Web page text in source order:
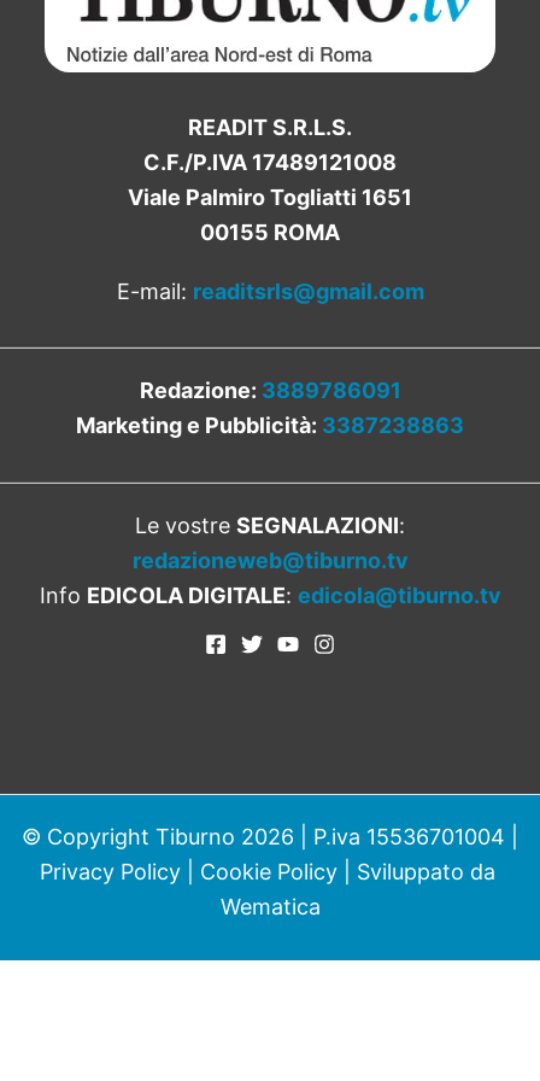
READIT S.R.L.S.
C.F./P.IVA 17489121008
Viale Palmiro Togliatti 1651
00155 ROMA
E-mail: readitsrls@gmail.com
Redazione: 3889786091
Marketing e Pubblicità: 3387238863
Le vostre SEGNALAZIONI:
redazioneweb@tiburno.tv
Info EDICOLA DIGITALE: edicola@tiburno.tv
© Copyright Tiburno 2026 | P.iva 15536701004 |
Privacy Policy| Cookie Policy| Sviluppato da
Wematica